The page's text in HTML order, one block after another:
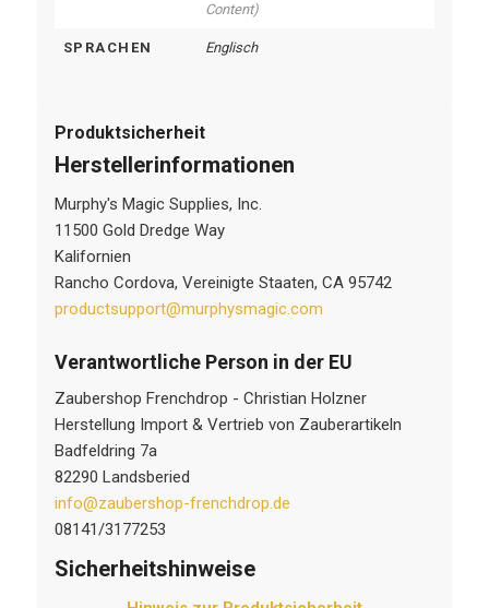
Content)
SPRACHEN Englisch
Produktsicherheit
Herstellerinformationen
Murphy's Magic Supplies, Inc.
11500 Gold Dredge Way
Kalifornien
Rancho Cordova, Vereinigte Staaten, CA 95742
productsupport@murphysmagic.com
Verantwortliche Person in der EU
Zaubershop Frenchdrop - Christian Holzner
Herstellung Import & Vertrieb von Zauberartikeln
Badfeldring 7a
82290 Landsberied
info@zaubershop-frenchdrop.de
08141/3177253
Sicherheitshinweise